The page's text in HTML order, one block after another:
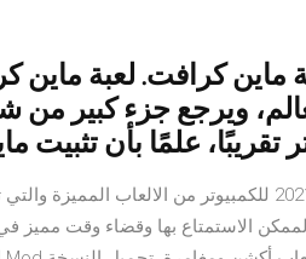
ماين كرافت. لعبة ماين
ويرجع جزء كبير من
تقريبًا، علمًا بأن
تعتبر تنزيل ماين كرافت 2021 للكمبيوتر من
الاستمتاع بها وقضاء وقت مميز